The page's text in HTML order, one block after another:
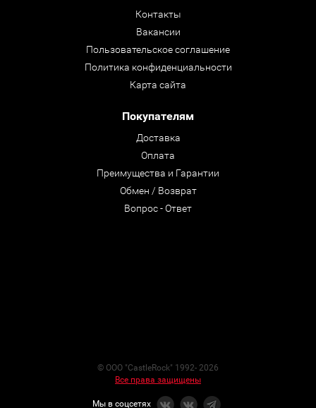
Контакты
Вакансии
Пользовательское соглашение
Политика конфиденциальности
Карта сайта
Покупателям
Доставка
Оплата
Преимущества и Гарантии
Обмен / Возврат
Вопрос - Ответ
© ООО "CastleRock" 1992- 2026
Все права защищены
Мы в соцсетях